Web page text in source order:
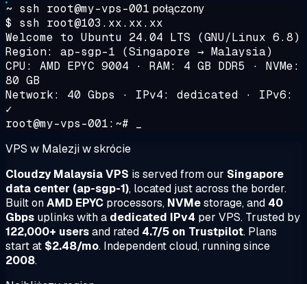
~ ssh root@my-vps-001 połączony
$ ssh root@103.xx.xx.xx
Welcome to Ubuntu 24.04 LTS (GNU/Linux 6.8)
Region: ap-sgp-1 (Singapore → Malaysia)
CPU: AMD EPYC 9004 · RAM: 4 GB DDR5 · NVMe:
80 GB
Network: 40 Gbps · IPv4: dedicated · IPv6:
✓
root@my-vps-001:~# _
VPS w Malezji w skrócie
Cloudzy Malaysia VPS is served from our Singapore
data center (ap-sgp-1), located just across the border.
Built onAMD EPYC processors, NVMestorage, and 40
Gbps uplinks with a dedicated IPv4 per VPS. Trusted by
122,000+ usersand rated 4.7/5 on Trustpilot. Plans
start at $2.48/mo. Independent cloud, running since
2008.